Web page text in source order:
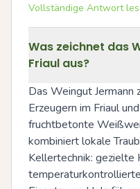
Vollständige Antwort
Was zeichnet das
Friaul aus?
Das Weingut Jermann
Erzeugern im Friaul
fruchtbetonte
kombiniert lokale
Kellertechnik: gezielte